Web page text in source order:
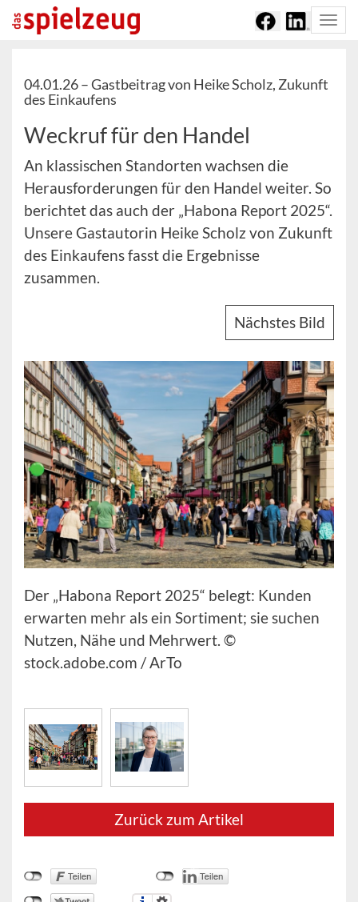
04.01.26 –Gastbeitrag von Heike Scholz, Zukunft
des Einkaufens
Weckruf für den Handel
An klassischen Standorten wachsen die
Herausforderungen für den Handel weiter. So
berichtet das auch der „Habona Report 2025“.
Unsere Gastautorin Heike Scholz von Zukunft
des Einkaufens fasst die Ergebnisse
zusammen.
Nächstes Bild
Der „Habona Report 2025“ belegt: Kunden
erwarten mehr als ein Sortiment; sie suchen
Nutzen, Nähe und Mehrwert. ©
stock.adobe.com / ArTo
Zurück zum Artikel